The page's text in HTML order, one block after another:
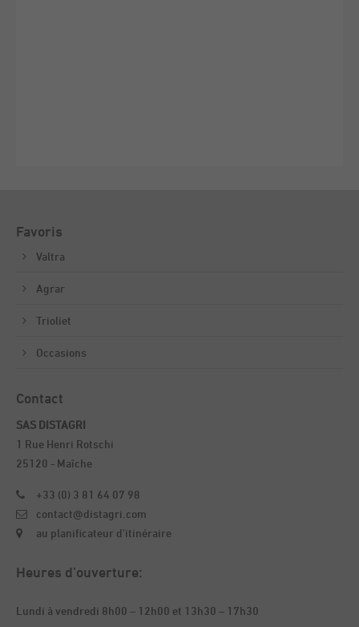
Favoris
Valtra
Agrar
Trioliet
Occasions
Contact
SAS DISTAGRI
1 Rue Henri Rotschi
25120 - Maîche
+33 (0) 3 81 64 07 98
contact@distagri.com
au planificateur d'itinéraire
Heures d’ouverture:
Lundi à vendredi 8h00 – 12h00 et 13h30 – 17h30